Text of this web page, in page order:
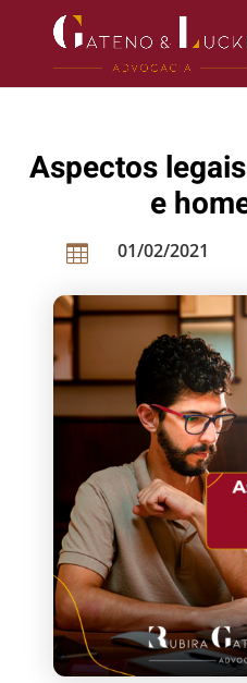
Aspectos
e
 01/02/2021